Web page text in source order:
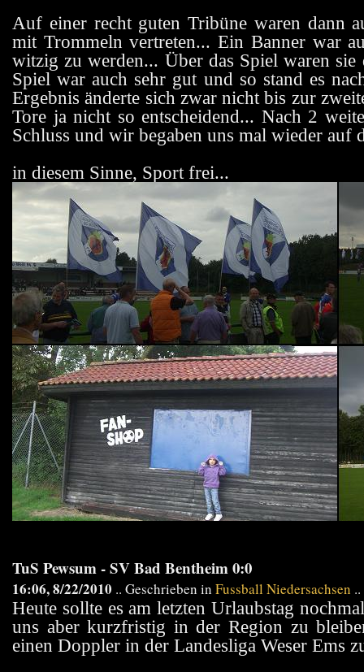
Auf einer recht guten Tribüne waren dann
mit Trommeln vertreten... Ein Banner war
witzig zu werden... Über das Spiel waren
Spiel war auch sehr gut und so stand es
Ergebnis änderte sich zwar nicht bis zur
Tore ja nicht so entscheidend... Nach 2
Schluss und wir begaben uns mal wieder auf
in diesem Sinne, Sport frei...
TuS Pewsum - SV Bad Bentheim 0:0
16:06, 8/22/2010 .. Geschrieben in Fussball Niedersachsen ..
Heute sollte es am letzten Urlaubstag
uns aber kurzfristig in der Region zu
einen Doppler in der Landesliga Weser Ems